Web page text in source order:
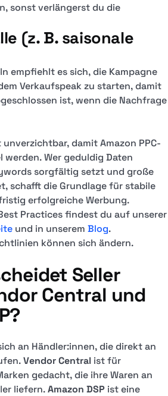
sonst verlängerst du die
(z. B. saisonale
empfiehlt es sich, die Kampagne
Verkaufspeak zu starten, damit
ist, wenn die Nachfrage
damit Amazon PPC-
Wer geduldig Daten
sorgfältig setzt und große
schafft die Grundlage für stabile
erfolgreiche Werbung.
Practices findest du auf unserer
und in unserem Blog.
können sich ändern.
Seller
Central und
an Händler:innen, die direkt an
Vendor Central ist für
gedacht, die ihre Waren an
liefern.Amazon DSP ist eine